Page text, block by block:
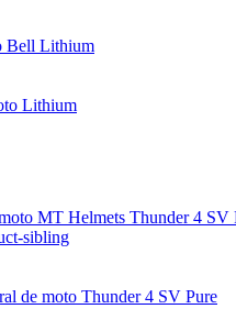
Lithium
de moto Thunder 4 SV Pure